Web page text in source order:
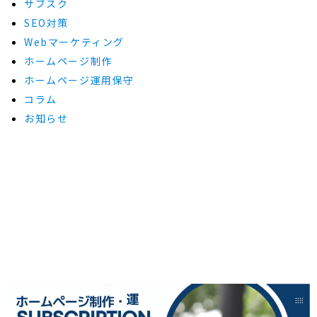
サブスク
SEO対策
Webマーケティング
ホームページ制作
ホームページ運用保守
コラム
お知らせ